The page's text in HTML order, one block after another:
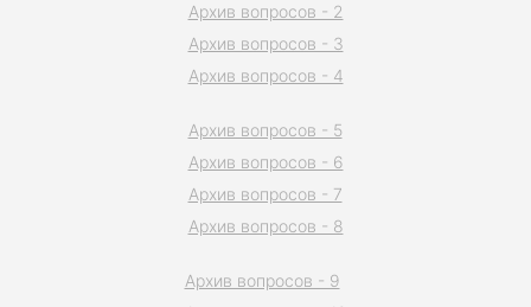
Архив вопросов - 2
Архив вопросов - 3
Архив вопросов - 4
Архив вопросов - 5
Архив вопросов - 6
Архив вопросов - 7
Архив вопросов - 8
Архив вопросов - 9